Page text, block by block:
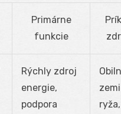
Primárne
funkcie
Rýchly zdroj
energie,
podpora
ryža,